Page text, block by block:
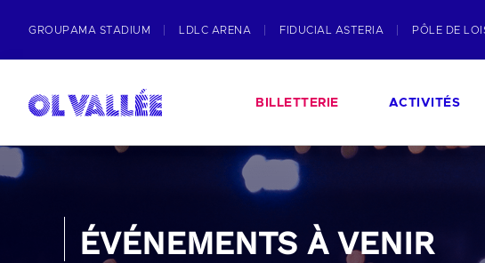
GROUPAMA STADIUM LDLC ARENA FIDUCIAL ASTERIA PÔLE DE
BILLETTERIE ACTIVITÉS
ÉVÉNEMENTS À VENIR